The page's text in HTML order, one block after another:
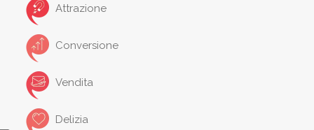
Attrazione
Conversione
Vendita
Delizia